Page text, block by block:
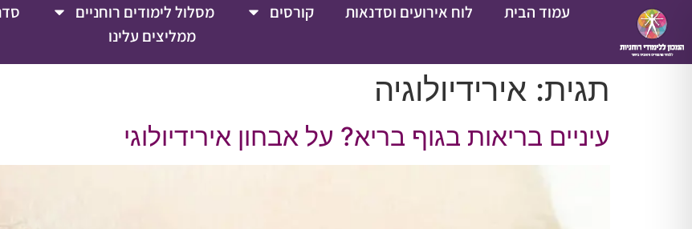
עמוד הבית לוח אירועים וסדנאות קורסים מסלול לימודים רוחניים
ממליצים עלינו
תגית: אירידיולוגיה
עיניים בריאות בגוף בריא? על אבחון אירידיולוגי